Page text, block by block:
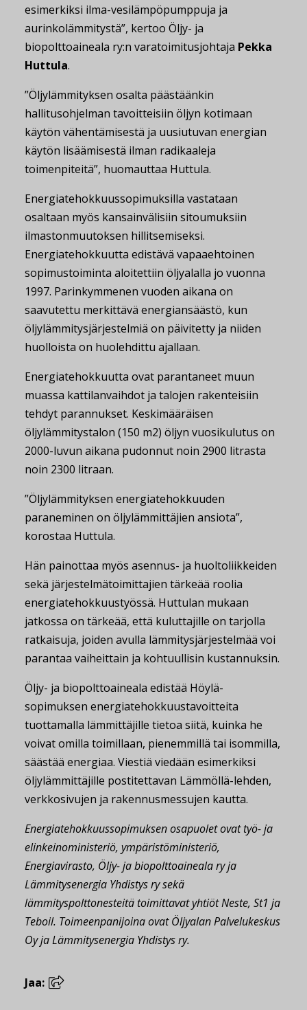
esimerkiksi ilma-vesilämpöpumppuja ja
aurinkolämmitystä”, kertoo Öljy- ja
biopolttoaineala ry:n varatoimitusjohtaja Pekka
Huttula.
”Öljylämmityksen osalta päästäänkin
hallitusohjelman tavoitteisiin öljyn kotimaan
käytön vähentämisestä ja uusiutuvan energian
käytön lisäämisestä ilman radikaaleja
toimenpiteitä”, huomauttaa Huttula.
Energiatehokkuussopimuksilla vastataan
osaltaan myös kansainvälisiin sitoumuksiin
ilmastonmuutoksen hillitsemiseksi.
Energiatehokkuutta edistävä vapaaehtoinen
sopimustoiminta aloitettiin öljyalalla jo vuonna
1997. Parinkymmenen vuoden aikana on
saavutettu merkittävä energiansäästö, kun
öljylämmitysjärjestelmiä on päivitetty ja niiden
huolloista on huolehdittu ajallaan.
Energiatehokkuutta ovat parantaneet muun
muassa kattilanvaihdot ja talojen rakenteisiin
tehdyt parannukset. Keskimääräisen
öljylämmitystalon (150 m2) öljyn vuosikulutus on
2000-luvun aikana pudonnut noin 2900 litrasta
noin 2300 litraan.
”Öljylämmityksen energiatehokkuuden
paraneminen on öljylämmittäjien ansiota”,
korostaa Huttula.
Hän painottaa myös asennus- ja huoltoliikkeiden
sekä järjestelmätoimittajien tärkeää roolia
energiatehokkuustyössä. Huttulan mukaan
jatkossa on tärkeää, että kuluttajille on tarjolla
ratkaisuja, joiden avulla lämmitysjärjestelmää voi
parantaa vaiheittain ja kohtuullisin kustannuksin.
Öljy- ja biopolttoaineala edistää Höylä-
sopimuksen energiatehokkuustavoitteita
tuottamalla lämmittäjille tietoa siitä, kuinka he
voivat omilla toimillaan, pienemmillä tai isommilla,
säästää energiaa. Viestiä viedään esimerkiksi
öljylämmittäjille postitettavan Lämmöllä-lehden,
verkkosivujen ja rakennusmessujen kautta.
Energiatehokkuussopimuksen osapuolet ovat työ- ja
elinkeinoministeriö, ympäristöministeriö,
Energiavirasto, Öljy- ja biopolttoaineala ry ja
Lämmitysenergia Yhdistys ry sekä
lämmityspolttonesteitä toimittavat yhtiöt Neste, St1 ja
Teboil. Toimeenpanijoina ovat Öljyalan Palvelukeskus
Oy ja Lämmitysenergia Yhdistys ry.
Jaa: